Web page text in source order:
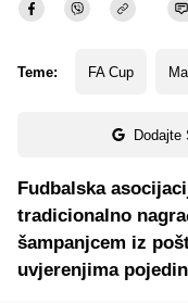
Teme: FA Cup
Dodajte
Fudbalska
tradicionalno
šampanjcem iz
uvjerenjima